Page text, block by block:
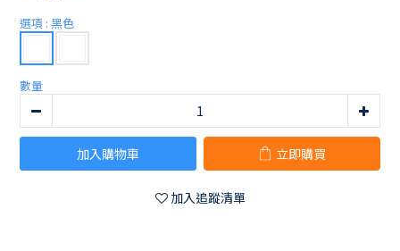
選項 : 黑色
數量
加入購物車 立即購買
加入追蹤清單